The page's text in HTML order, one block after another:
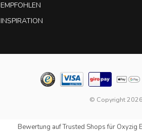
EMPFOHLEN
INSPIRATION
© Copyright
Bewertung aufTrusted Shopsfür Oxyzig